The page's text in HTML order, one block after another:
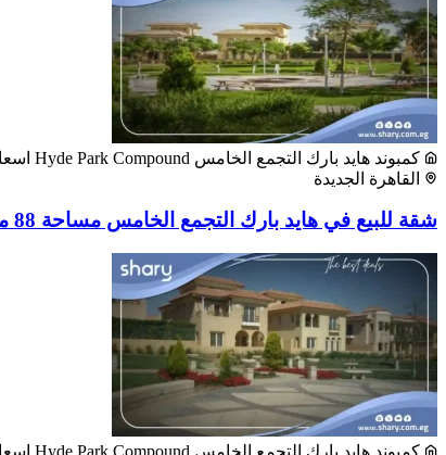
كمبوند هايد بارك التجمع الخامس Hyde Park Compound اسعار 2026
القاهرة الجديدة
شقة للبيع في هايد بارك التجمع الخامس مساحة 88 متر مربع